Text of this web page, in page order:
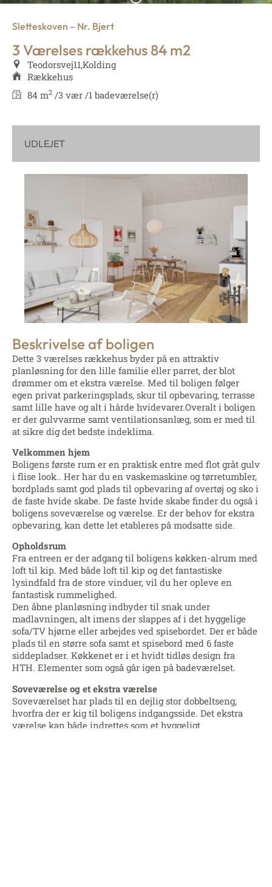
Sletteskoven – Nr. Bjert
3 Værelses rækkehus 84 m2
Teodorsvej11,Kolding
Rækkehus
84 m2 /3 vær /1 badeværelse(r)
UDLEJET
Beskrivelse af boligen
Dette 3 værelses rækkehus byder på en attraktiv
planløsning for den lille familie eller parret, der blot
drømmer om et ekstra værelse. Med til boligen følger
egen privat parkeringsplads, skur til opbevaring, terrasse
samt lille have og alt i hårde hvidevarer.Overalt i boligen
er der gulvvarme samt ventilationsanlæg, som er med til
at sikre dig det bedste indeklima.
Velkommen hjem
Boligens første rum er en praktisk entre med flot gråt gulv
i flise look.. Her har du en vaskemaskine og tørretumbler,
bordplads samt god plads til opbevaring af overtøj og sko i
de faste hvide skabe. De faste hvide skabe finder du også i
boligens soveværelse og værelse. Er der behov for ekstra
opbevaring, kan dette let etableres på modsatte side.
Opholdsrum
Fra entreen er der adgang til boligens køkken-alrum med
loft til kip. Med både loft til kip og det fantastiske
lysindfald fra de store vinduer, vil du her opleve en
fantastisk rummelighed.
Den åbne planløsning indbyder til snak under
madlavningen, alt imens der slappes af i det hyggelige
sofa/TV hjørne eller arbejdes ved spisebordet. Der er både
plads til en større sofa samt et spisebord med 6 faste
siddepladser. Køkkenet er i et hvidt tidløs design fra
HTH. Elementer som også går igen på badeværelset.
Soveværelse og et ekstra værelse
Soveværelset har plads til en dejlig stor dobbeltseng,
hvorfra der er kig til boligens indgangsside. Det ekstra
værelse kan både indrettes som et hyggeligt